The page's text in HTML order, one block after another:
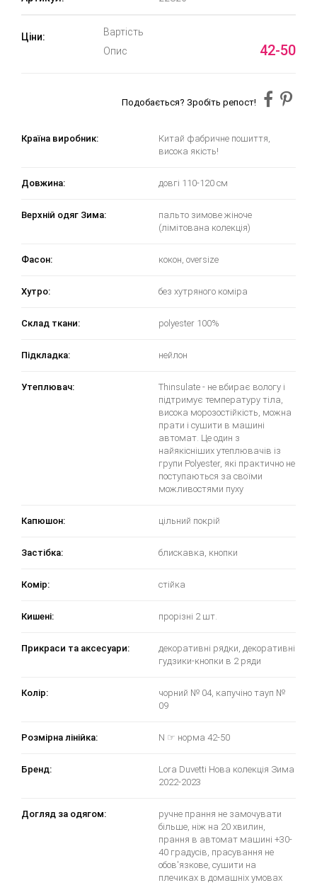
Ціни:
Вартість
Опис
42-50
Подобається? Зробіть репост!
Країна виробник:
Китай фабричне пошиття,
висока якість!
Довжина: довгі 110-120 см
Верхній одяг Зима:
пальто зимове жіноче
(лімітована колекція)
Фасон: кокон, oversize
Хутро: без хутряного коміра
Склад ткани: polyester 100%
Підкладка: нейлон
Утеплювач:
Thinsulate - не вбирає вологу і
підтримує температуру тіла,
висока морозостійкість, можна
прати і сушити в машині
автомат. Це один з
найякісніших утеплювачів із
групи Polyester, які практично не
поступаються за своїми
можливостями пуху
Капюшон: цільний покрій
Застібка: блискавка, кнопки
Комір: стійка
Кишені: прорізні 2 шт.
Прикраси та аксесуари:
декоративні рядки, декоративні
гудзики-кнопки в 2 ряди
Колір:
чорний № 04, капучіно тауп №
09
Розмірна лінійка: N ☞ норма 42-50
Бренд:
Lora Duvetti Нова колекція Зима
2022-2023
Догляд за одягом:
ручне прання не замочувати
більше, ніж на 20 хвилин,
прання в автомат машині +30-
40 градусів, прасування не
обов'язкове, сушити на
плечиках в домашніх умовах